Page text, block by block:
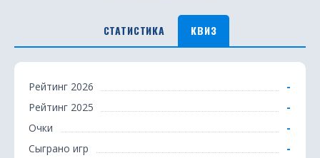
СТАТИСТИКА КВИЗ
К
Рейтинг 2026 -
Рейтинг 2025 -
Очки -
Сыграно игр -